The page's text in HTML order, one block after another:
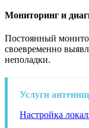
Мониторинг и
Постоянный
своевременно
неполадки.
Услуги
Настройка